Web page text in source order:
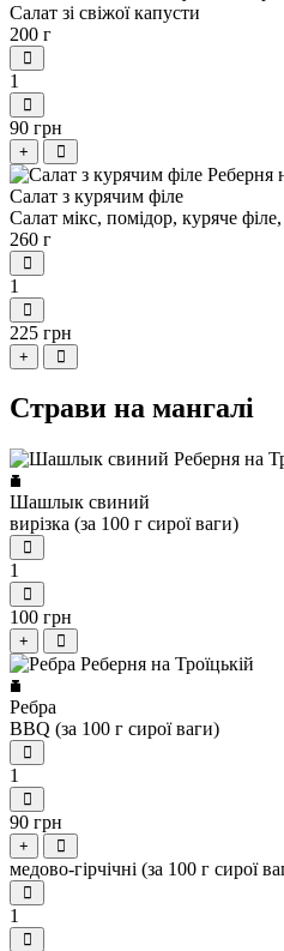
Салат зі свіжої капусти
200 г
1
90 грн
+
Салат з курячим філе
Салат мікс, помідор, куряче
260 г
1
225 грн
+
Страви на мангалі
Шашлык свиний
вирізка (за 100 г сирої ваги)
1
100 грн
+
Ребра
BBQ (за 100 г сирої ваги)
1
90 грн
+
медово-гірчічні (за 100 г сирої
1